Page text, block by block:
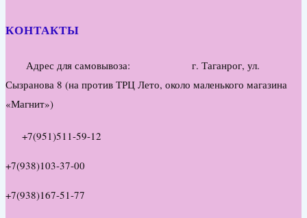
КОНТАКТЫ
Адрес для самовывоза: г. Таганрог, ул.
Сызранова 8 (на против ТРЦ Лето, около маленького магазина
«Магнит»)
+7(951)511-59-12
+7(938)103-37-00
+7(938)167-51-77